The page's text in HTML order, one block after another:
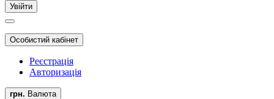
Особистий кабінет
Реєстрація
Авторизація
грн. Валюта